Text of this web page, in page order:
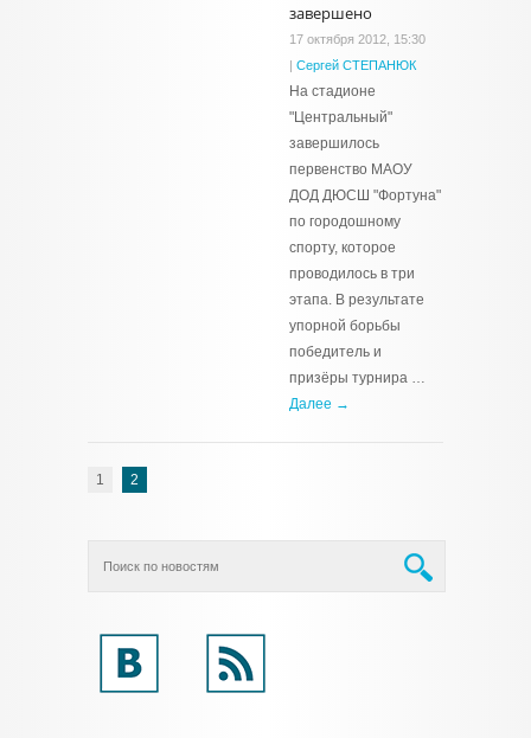
завершено
17 октября 2012, 15:30
| Сергей СТЕПАНЮК
На стадионе
"Центральный"
завершилось
первенство МАОУ
ДОД ДЮСШ "Фортуна"
по городошному
спорту, которое
проводилось в три
этапа. В результате
упорной борьбы
победитель и
призёры турнира …
Далее →
1 2